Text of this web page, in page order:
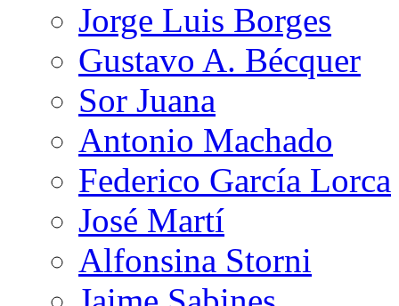
Jorge Luis Borges
Gustavo A. Bécquer
Sor Juana
Antonio Machado
Federico García Lorca
José Martí
Alfonsina Storni